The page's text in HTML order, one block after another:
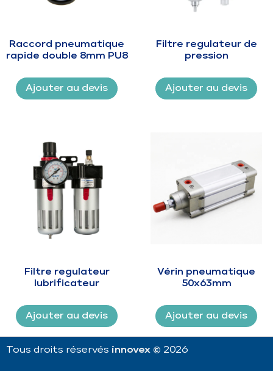
Raccord pneumatique
rapide double 8mm PU8
Ajouter au devis
Filtre regulateur de
pression
Ajouter au devis
Filtre regulateur
lubrificateur
Ajouter au devis
Vérin pneumatique
50x63mm
Ajouter au devis
Tous droits réservés innovex © 2026